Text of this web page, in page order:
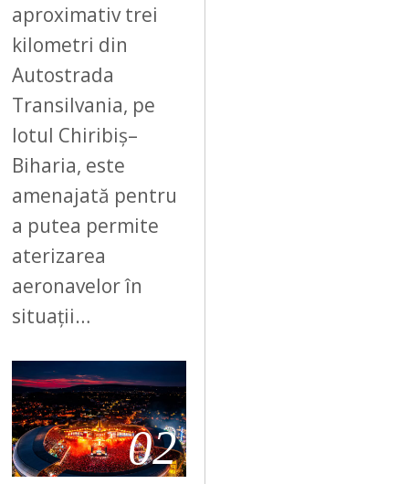
aproximativ trei
kilometri din
Autostrada
Transilvania, pe
lotul Chiribiș–
Biharia, este
amenajată pentru
a putea permite
aterizarea
aeronavelor în
situații…
02